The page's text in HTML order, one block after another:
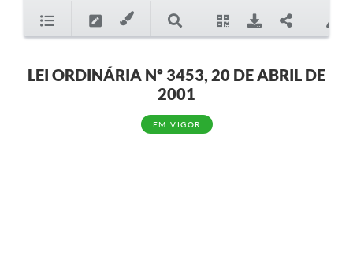
LEI ORDINÁRIA Nº 3453, 20 DE ABRIL DE
2001
EM VIGOR